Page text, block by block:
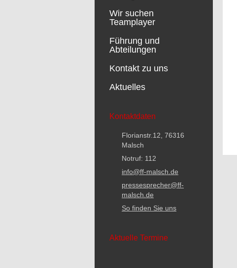
Wir suchen
Teamplayer
Führung und
Abteilungen
Kontakt zu uns
Aktuelles
Kontaktdaten
Florianstr.12, 76316
Malsch
Notruf: 112
info@ff-malsch.de
pressesprecher@ff-
malsch.de
So finden Sie uns
Aktuelle Termine